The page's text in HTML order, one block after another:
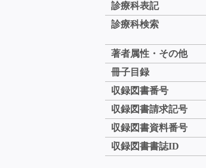
診療科表記
診療科検索
著者属性・その他
冊子目録
収録図書番号
収録図書請求記号
収録図書資料番号
収録図書書誌ID